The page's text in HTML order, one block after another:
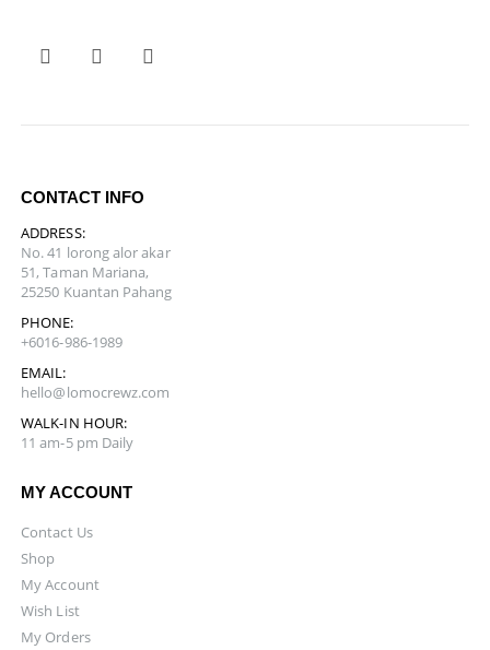
CONTACT INFO
ADDRESS:
No. 41 lorong alor akar
51, Taman Mariana,
25250 Kuantan Pahang
PHONE:
+6016-986-1989
EMAIL:
hello@lomocrewz.com
WALK-IN HOUR:
11 am-5 pm Daily
MY ACCOUNT
Contact Us
Shop
My Account
Wish List
My Orders